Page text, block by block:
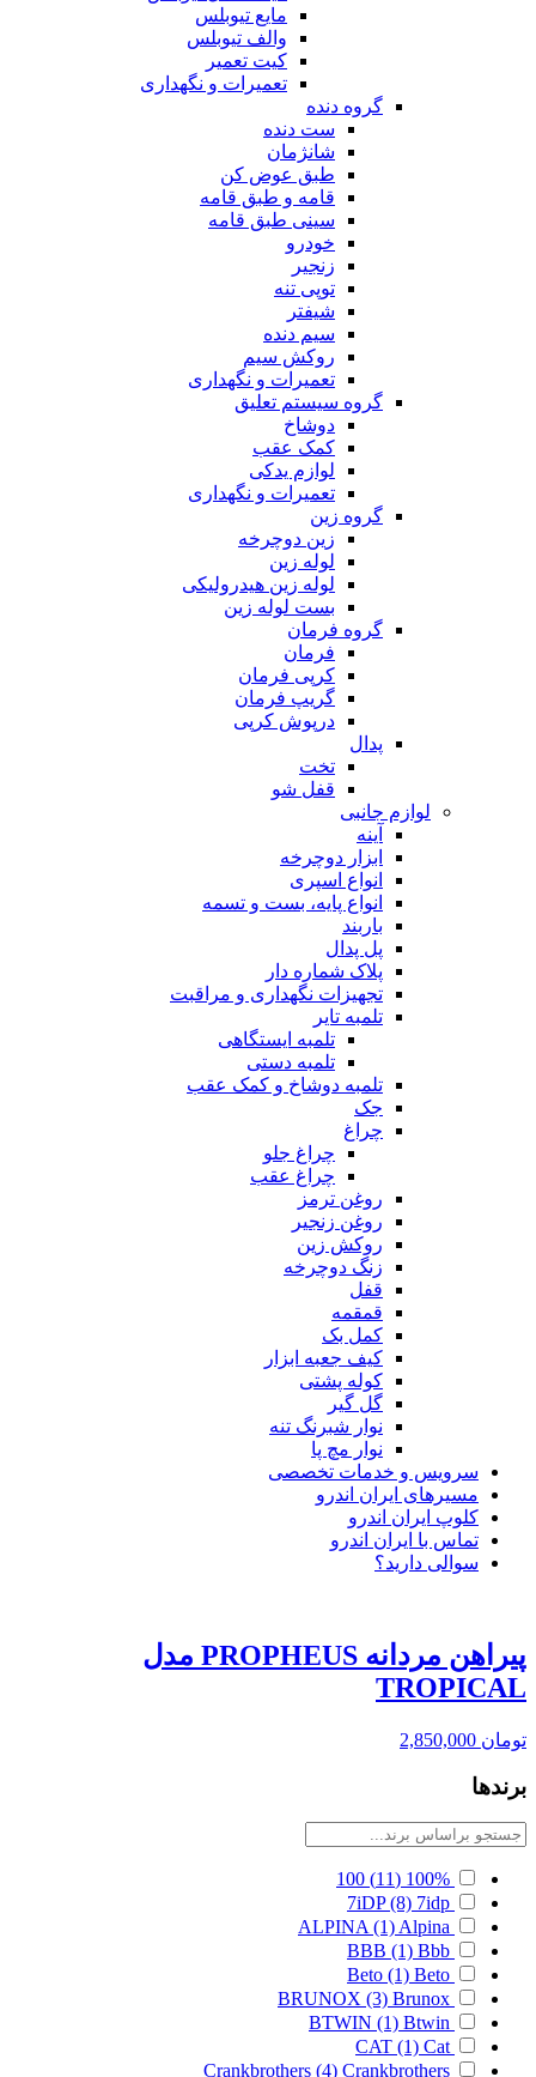
مایع تیوبلس
والف تیوبلس
کیت تعمیر
تعمیرات و نگهداری
گروه دنده
ست دنده
شانژمان
طبق عوض کن
قامه و طبق قامه
سینی طبق قامه
خودرو
زنجیر
توپی تنه
شیفتر
سیم دنده
روکش سیم
تعمیرات و نگهداری
گروه سیستم تعلیق
دوشاخ
کمک عقب
لوازم یدکی
تعمیرات و نگهداری
گروه زین
زین دوچرخه
لوله زین
لوله زین هیدرولیکی
بست لوله زین
گروه فرمان
فرمان
کرپی فرمان
گریپ فرمان
درپوش کرپی
پدال
تخت
قفل شو
لوازم جانبی
آینه
ابزار دوچرخه
انواع اسپری
انواع پایه، بست و تسمه
باربند
پل پدال
پلاک شماره دار
تجهیزات نگهداری و مراقبت
تلمبه تایر
تلمبه ایستگاهی
تلمبه دستی
تلمبه دوشاخ و کمک عقب
جک
چراغ
چراغ جلو
چراغ عقب
روغن ترمز
روغن زنجیر
روکش زین
زنگ دوچرخه
قفل
قمقمه
کمل بک
کیف جعبه ابزار
کوله پشتی
گل گیر
نوار شبرنگ تنه
نوار مچ پا
سرویس و خدمات تخصصی
مسیرهای ایران اندرو
کلوپ ایران اندرو
تماس با ایران اندرو
سوالی دارید؟
پیراهن مردانه PROPHEUS مدل
TROPICAL
تومان
برندها
100%
(11)
100
7iDP (8) 7idp
ALPINA (1) Alpina
BBB (1) Bbb
Beto (1) Beto
BRUNOX (3) Brunox
BTWIN (1) Btwin
CAT (1) Cat
Crankbrothers (4) Crankbrothers